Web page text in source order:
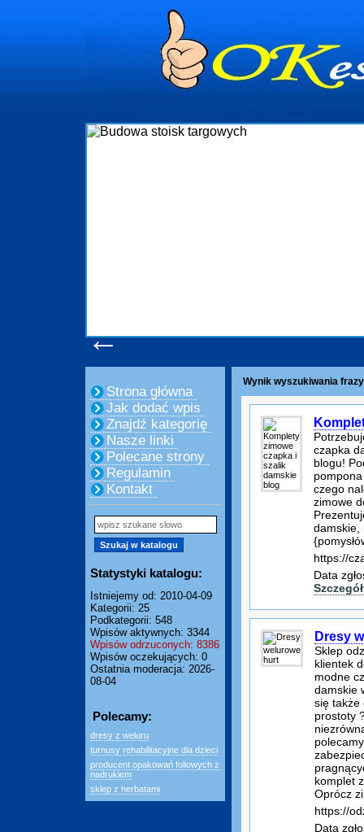
←
Strona główna
Jak dodać wpis
Znajdź kategorię
Nasze linki
Polecane strony
Regulamin
Kontakt
Statystyki katalogu:
Istniejemy od: 2010-04-09
Kategorii: 25
Podkategorii: 548
Wpisów aktywnych: 3344
Wpisów odrzuconych: 8386
Wpisów oczekujących: 0
Ostatnia moderacja: 2026-
08-04
Polecamy:
dresy z weluru
turnusy rehabilitacyjne dla dzieci
producent opakowań foliowych z
nadrukiem
sklep z herbatami
Wynik wyszukiwania
czapka
blogu!
czego
zimowe
damskie,
https://
Data
Dresy
Sklep
klientek
modne
damskie
się także
prostoty
komplet
Oprócz
https://
Data